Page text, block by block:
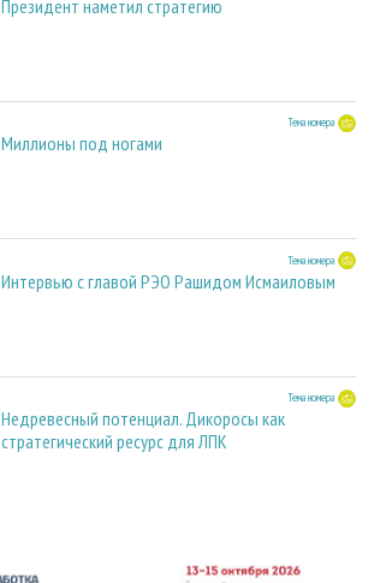
Президент наметил стратегию
Тема номера
Миллионы под ногами
Тема номера
Интервью с главой РЭО Рашидом Исмаиловым
Тема номера
Недревесный потенциал. Дикоросы как
стратегический ресурс для ЛПК